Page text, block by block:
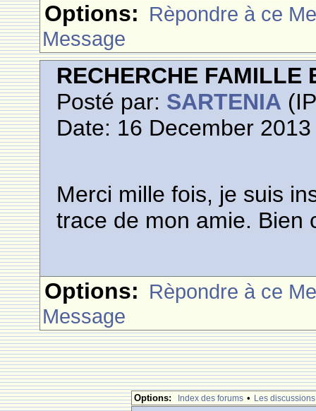
Options: Rèpondre à ce
Message
RECHERCHE FAMILLE
Posté par: SARTENIA
Date: 16 December
Merci mille fois, je suis
trace de mon amie. Bien
Options: Rèpondre à ce
Message
Options: Index des forums • Les discussions